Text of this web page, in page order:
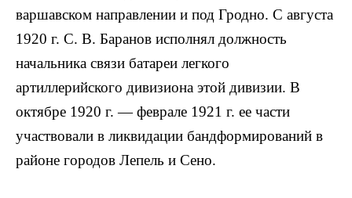
варшавском направлении и под Гродно. С августа
1920 г. С. В. Баранов исполнял должность
начальника связи батареи легкого
артиллерийского дивизиона этой дивизии. В
октябре 1920 г. — феврале 1921 г. ее части
участвовали в ликвидации бандформирований в
районе городов Лепель и Сено.